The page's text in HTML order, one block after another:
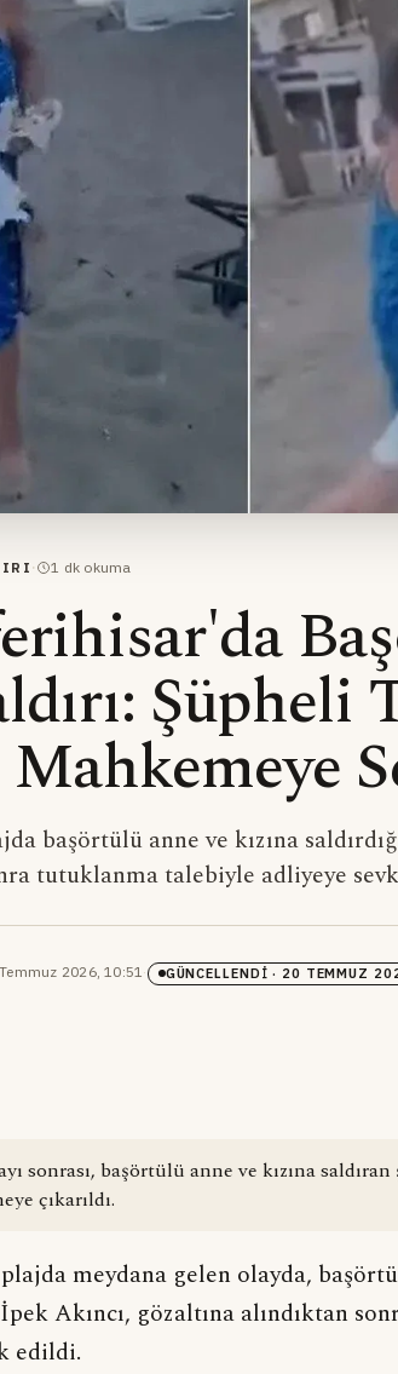
· 1 dk okuma
başörtülü anne ve kızına
tutuklanma talebiyle adliyeye
2026, 10:51· GÜNCELLENDI · 20 TEMMUZ
sonrası, başörtülü anne ve kızına
çıkarıldı.
meydana gelen olayda,
Akıncı, gözaltına alındıktan
edildi.